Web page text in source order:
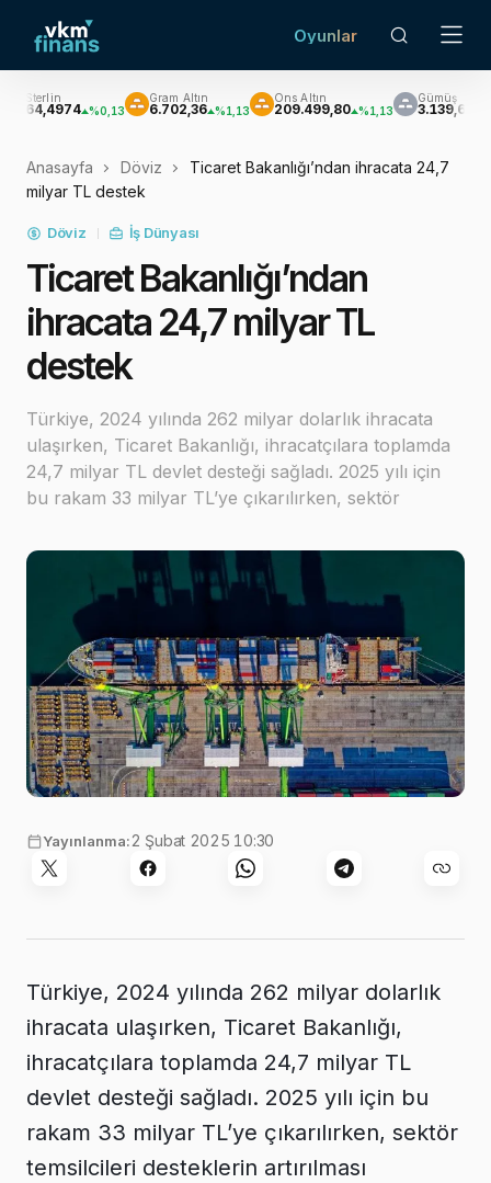
Oyunlar
%0,13
Gram Altın
6.702,36 %1,13
Ons Altın
209.499,80 %1,13
Gümüş
3.139,65 %3,50
Anasayfa Döviz
Ticaret Bakanlığı’ndan ihracata 24,7
milyar TL destek
Döviz İş Dünyası
Ticaret Bakanlığı’ndan
ihracata 24,7 milyar TL
destek
Türkiye, 2024 yılında 262 milyar dolarlık ihracata
ulaşırken, Ticaret Bakanlığı, ihracatçılara toplamda
24,7 milyar TL devlet desteği sağladı. 2025 yılı için
bu rakam 33 milyar TL’ye çıkarılırken, sektör
vurguluyor. 2024'te ihracata 24,7 milyar T…
Yayınlanma:2 Şubat 2025 10:30
Türkiye, 2024 yılında 262 milyar dolarlık
ihracata ulaşırken, Ticaret Bakanlığı,
ihracatçılara toplamda 24,7 milyar TL
devlet desteği sağladı. 2025 yılı için bu
rakam 33 milyar TL’ye çıkarılırken, sektör
temsilcileri desteklerin artırılması